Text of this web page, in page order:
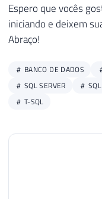
Espero que vocês
iniciando e deixem
Abraço!
BANCO DE DADOS
SQL SERVER
SQL
T-SQL